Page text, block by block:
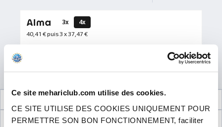
Ce site mehariclub.com utilise des cookies.
CE SITE UTILISE DES COOKIES UNIQUEMENT POUR
PERMETTRE SON BON FONCTIONNEMENT, faciliter
3x
4x
40,41 €puis 3 x37,47 €
AJOUTER AU PANIER
AVIS CLIENTS (2)